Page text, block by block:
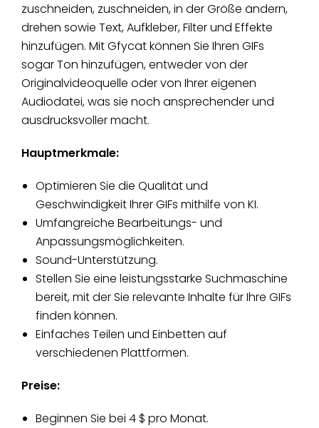
zuschneiden, zuschneiden, in der Größe ändern,
drehen sowie Text, Aufkleber, Filter und Effekte
hinzufügen. Mit Gfycat können Sie Ihren GIFs
sogar Ton hinzufügen, entweder von der
Originalvideoquelle oder von Ihrer eigenen
Audiodatei, was sie noch ansprechender und
ausdrucksvoller macht.
Hauptmerkmale:
Optimieren Sie die Qualität und
Geschwindigkeit Ihrer GIFs mithilfe von KI.
Umfangreiche Bearbeitungs- und
Anpassungsmöglichkeiten.
Sound-Unterstützung.
Stellen Sie eine leistungsstarke Suchmaschine
bereit, mit der Sie relevante Inhalte für Ihre GIFs
finden können.
Einfaches Teilen und Einbetten auf
verschiedenen Plattformen.
Preise:
Beginnen Sie bei 4 $ pro Monat.